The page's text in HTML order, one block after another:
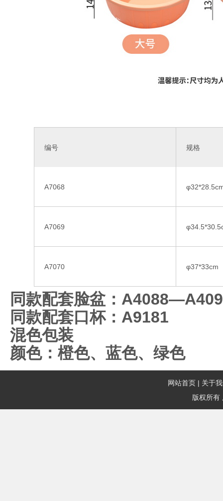
编号 规格
A7068
A7069
A7070 φ37*33cm
同款配套脸盆：
同款配套口杯：A9181
混色包装
颜色：橙色、蓝色、绿色
网站首页 | 关于
版权所有